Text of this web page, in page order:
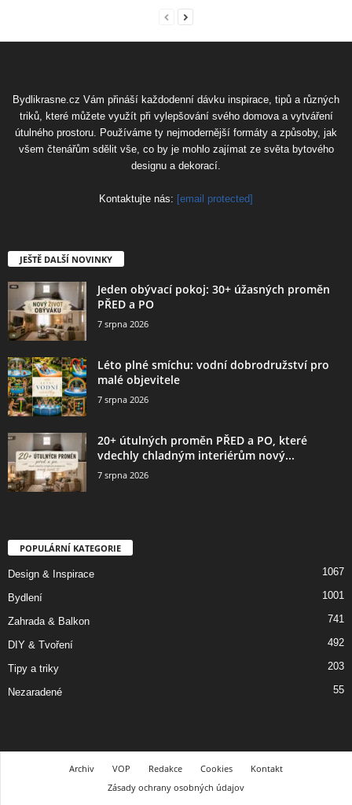
Bydlikrasne.cz Vám přináší každodenní dávku inspirace, tipů a různých
triků, které můžete využít při vylepšování svého domova a vytváření
útulného prostoru. Používáme ty nejmodernější formáty a způsoby, jak
všem čtenářům sdělit vše, co by je mohlo zajímat ze světa bytového
designu a dekorací.
Kontaktujte nás: [email protected]
JEŠTĚ DALŠÍ NOVINKY
Jeden obývací pokoj: 30+ úžasných proměn
PŘED a PO
7 srpna 2026
Léto plné smíchu: vodní dobrodružství pro
malé objevitele
7 srpna 2026
20+ útulných proměn PŘED a PO, které
vdechly chladným interiérům nový...
7 srpna 2026
POPULÁRNÍ KATEGORIE
Design & Inspirace 1067
Bydlení 1001
Zahrada & Balkon 741
DIY & Tvoření 492
Tipy a triky 203
Nezaradené 55
Archiv VOP Redakce Cookies
Kontakt
Zásady ochrany osobných údajov